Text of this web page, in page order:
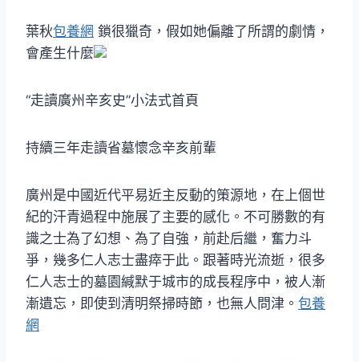
葉秋包養網 鎖很獵奇，假如她偏離了所謂的劇情，
會產生什麼
“走讀廣州辛亥史”小法式首頁
持續三年走讀省墓懷念辛亥前輩
廣州是中國近代平易近主反動的策源地，在上個世
紀的汗青過程中施展了主要的感化。不可勝數的有
識之士為了幻想、為了自強，前赴后繼，奮力斗
爭，幾多仁人志士盡瘁于此。跟著時光流逝，很多
仁人志士的墓園緘默于城市的成長程序中，被人漸
漸遺忘，即使到清明祭掃時節，也無人問津。 包養
網